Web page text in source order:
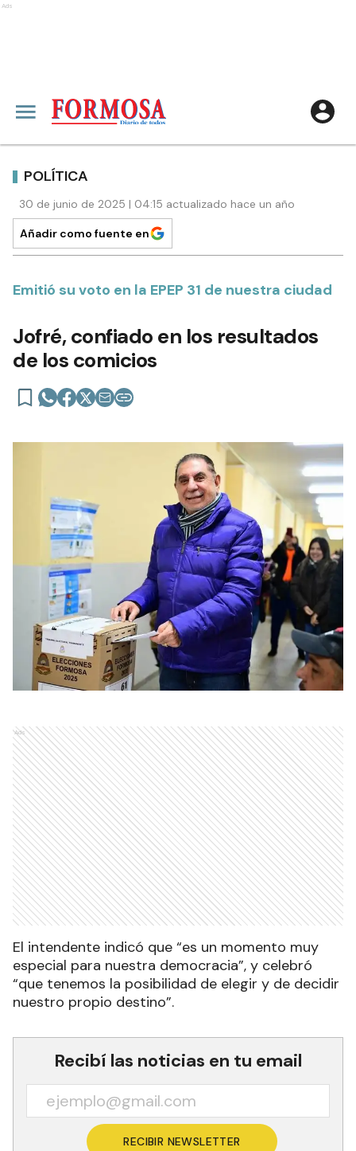
Ads
POLÍTICA
30 de junio de 2025 | 04:15 actualizado hace un año
Añadir como fuente en
Emitió su voto en la EPEP 31 de nuestra ciudad
Jofré, confiado en los resultados
de los comicios
Ads
El intendente indicó que “es un momento muy
especial para nuestra democracia”, y celebró
“que tenemos la posibilidad de elegir y de decidir
nuestro propio destino”.
Recibí las noticias en tu email
RECIBIR NEWSLETTER